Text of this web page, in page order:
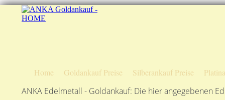
Home Goldankauf Preise Silberankauf Preise
ANKA Edelmetall - Goldankauf: Die hier angegebenen